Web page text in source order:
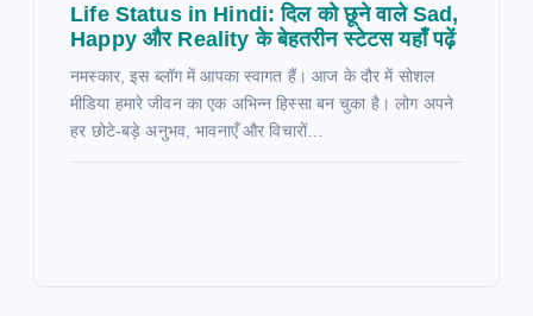
Life Status in Hindi: दिल को छूने वाले Sad,
Happy और Reality के बेहतरीन स्टेटस यहाँ पढ़ें
नमस्कार, इस ब्लॉग में आपका स्वागत हैं। आज के दौर में सोशल
मीडिया हमारे जीवन का एक अभिन्न हिस्सा बन चुका है। लोग अपने
हर छोटे-बड़े अनुभव, भावनाएँ और विचारों…